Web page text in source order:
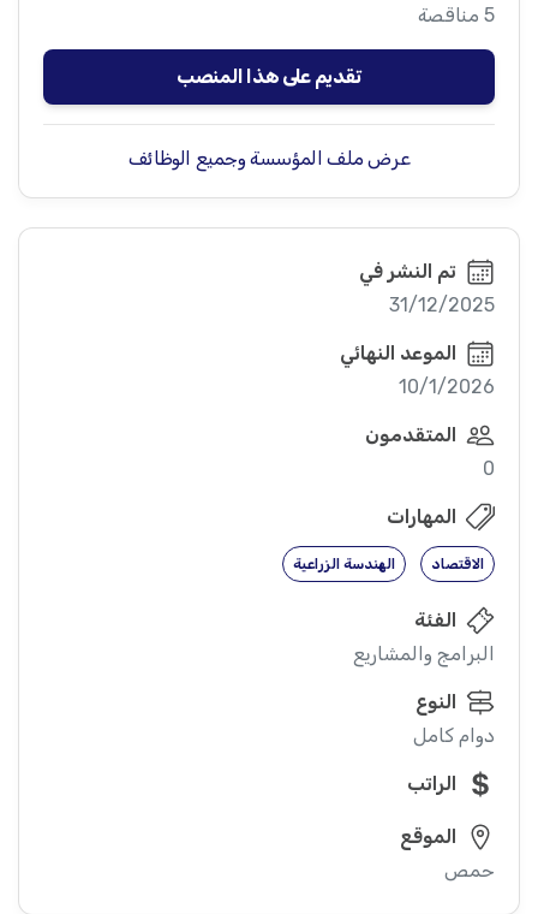
5 مناقصة
تقديم على هذا المنصب
عرض ملف المؤسسة وجميع الوظائف
تم النشر في
31/12/2025
الموعد النهائي
10/1/2026
المتقدمون
0
المهارات
الاقتصاد الهندسة الزراعية
الفئة
البرامج والمشاريع
النوع
دوام كامل
الراتب
الموقع
حمص